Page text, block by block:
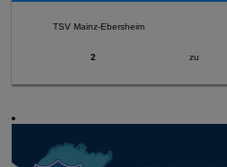
TSV Mainz-Ebersheim
2 zu